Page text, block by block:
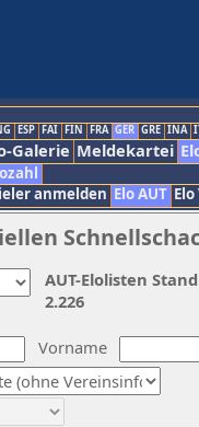
ESP FAI FIN FRA GER GRE INA
Galerie Meldekartei
anmelden Elo AUT
Vorname
AUT-Elolisten
2.226